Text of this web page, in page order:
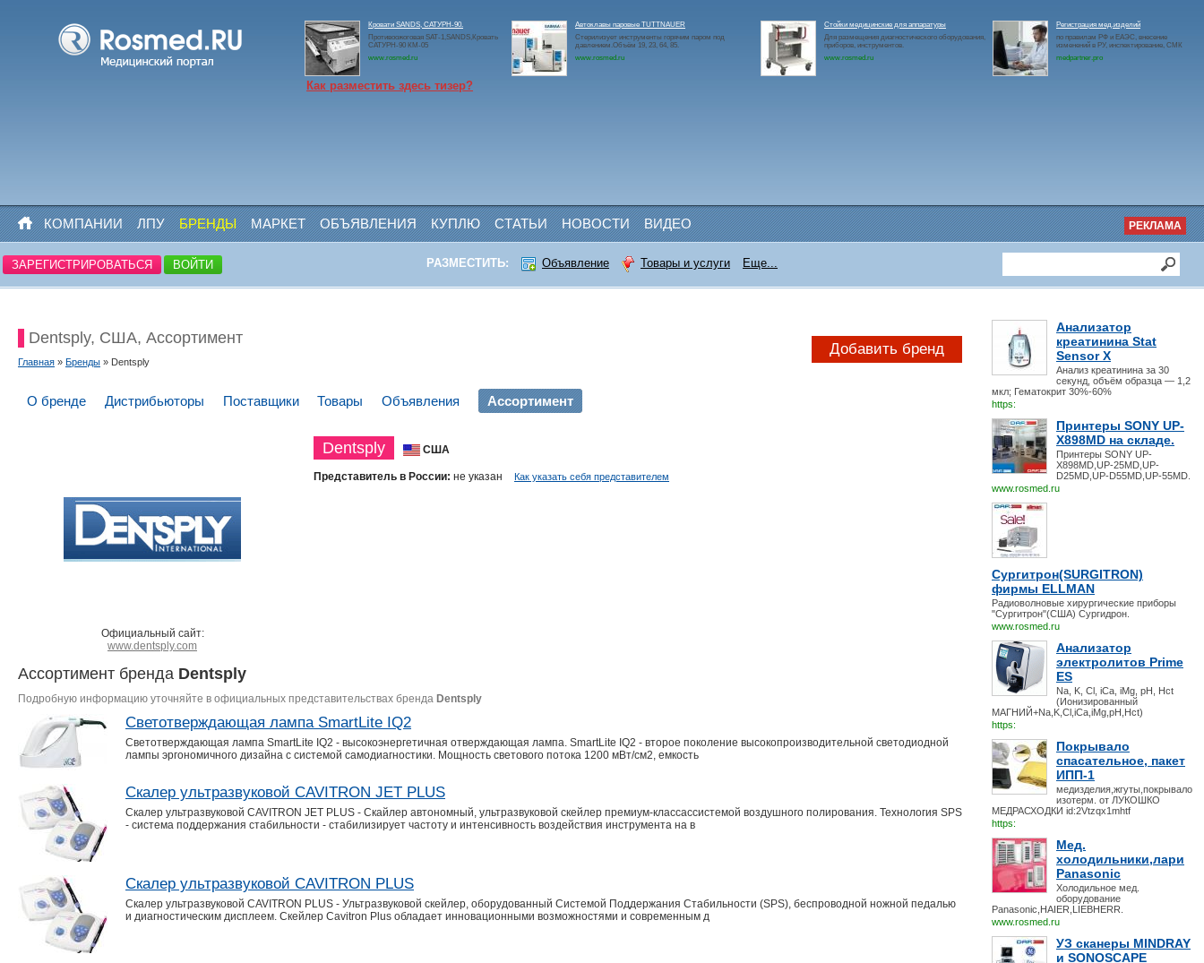
Кровати SANDS, САТУРН-90.
Противоожоговая SAT-1,SANDS,Кровать
САТУРН-90 КМ-05
www.rosmed.ru
Автоклавы паровые TUTTNAUER
Стерилизует инструменты горячим паром под
давлением.Объём 19, 23, 64, 85.
www.rosmed.ru
Стойки медицинские для аппаратуры
Для размещения диагностического оборудования,
приборов, инструментов.
www.rosmed.ru
Регистрация мед.изделий
по правилам РФ и ЕАЭС, внесение
изменений в РУ, инспектирование, СМК
medpartner.pro
Как разместить здесь тизер?
КОМПАНИИ ЛПУ БРЕНДЫ МАРКЕТ ОБЪЯВЛЕНИЯ КУПЛЮ СТАТЬИ НОВОСТИ ВИДЕО РЕКЛАМА
ЗАРЕГИСТРИРОВАТЬСЯ ВОЙТИ РАЗМЕСТИТЬ: Объявление Товары и услуги Еще...
Анализатор
креатинина Stat
Sensor X
Анализ креатинина за 30
секунд, объём образца — 1,2
мкл; Гематокрит 30%-60%
https:
Принтеры SONY UP-
X898MD на складе.
Принтеры SONY UP-
X898MD,UP-25MD,UP-
D25MD,UP-D55MD,UP-55MD.
www.rosmed.ru
Сургитрон(SURGITRON)
фирмы ELLMAN
Радиоволновые хирургические приборы
"Сургитрон"(США) Сургидрон.
www.rosmed.ru
Анализатор
электролитов Prime
ES
Na, K, Cl, iCa, iMg, pH, Hct
(Ионизированный
МАГНИЙ+Na,K,Cl,iCa,iMg,pH,Hct)
https:
Покрывало
спасательное, пакет
ИПП-1
медизделия,жгуты,покрывало
изотерм. от ЛУКОШКО
МЕДРАСХОДКИ id:2Vtzqx1mhtf
https:
Мед.
холодильники,лари
Panasonic
Холодильное мед.
оборудование
Panasonic,HAIER,LIEBHERR.
www.rosmed.ru
УЗ сканеры MINDRAY
и SONOSCAPE
Dentsply, США, Ассортимент
Главная » Бренды » Dentsply
Добавить бренд
О бренде Дистрибьюторы Поставщики Товары Объявления Ассортимент
Официальный сайт:
www.dentsply.com
Dentsply США
Представитель в России: не указан Как указать себя представителем
Ассортимент бренда Dentsply
Подробную информацию уточняйте в официальных представительствах бренда Dentsply
Светотверждающая лампа SmartLite IQ2
Светотверждающая лампа SmartLite IQ2 - высокоэнергетичная отверждающая лампа. SmartLite IQ2 - второе поколение высокопроизводительной светодиодной
лампы эргономичного дизайна с системой самодиагностики. Мощность светового потока 1200 мВт/см2, емкость
Скалер ультразвуковой CAVITRON JET PLUS
Скалер ультразвуковой CAVITRON JET PLUS - Скайлер автономный, ультразвуковой скейлер премиум-классассистемой воздушного полирования. Технология SPS
- система поддержания стабильности - стабилизирует частоту и интенсивность воздействия инструмента на в
Скалер ультразвуковой CAVITRON PLUS
Скалер ультразвуковой CAVITRON PLUS - Ультразвуковой скейлер, оборудованный Системой Поддержания Стабильности (SPS), беспроводной ножной педалью
и диагностическим дисплеем. Скейлер Сavitron Plus обладает инновационными возможностями и современным д